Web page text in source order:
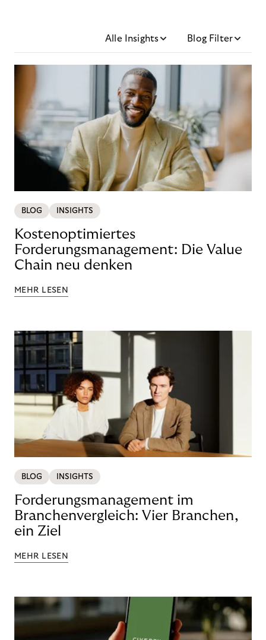
Alle Insights Blog Filter
BLOG INSIGHTS
Kostenoptimiertes
Forderungsmanagement: Die Value
Chain neu denken
MEHR LESEN
BLOG INSIGHTS
Forderungsmanagement im
Branchenvergleich: Vier Branchen,
ein Ziel
MEHR LESEN